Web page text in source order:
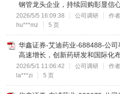
钢管龙头企业，持续回购彰显信
2026/5/5 16:09:38 公司调研 作
hu***mz
5 页
华鑫证券-艾迪药业-688488-公
高速增长，创新药研发和国际化
2026/5/1 11:06:42 公司调研 作
la***zi
5 页